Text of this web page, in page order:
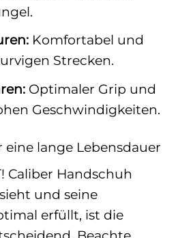
Komfortabel und
Strecken.
Optimaler Grip und
Geschwindigkeiten.
eine lange Lebensdauer
Caliber Handschuh
und seine
erfüllt, ist die